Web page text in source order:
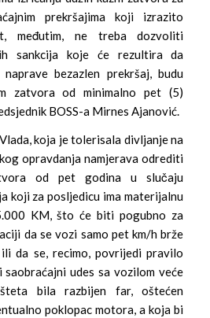
prekršajima koji izrazito
međutim, ne treba dozvoliti
sankcija koje će rezultira da
bezazlen prekršaj, budu
zatvora od minimalno pet (5)
BOSS-a Mirnes Ajanović.
koja je tolerisala divljanje na
opravdanja namjerava odrediti
od pet godina u slučaju
koji za posljedicu ima materijalnu
KM, što će biti pogubno za
da se vozi samo pet km/h brže
da se, recimo, povrijedi pravilo
udes sa vozilom veće
bila razbijen far, oštećen
poklopac motora, a koja bi